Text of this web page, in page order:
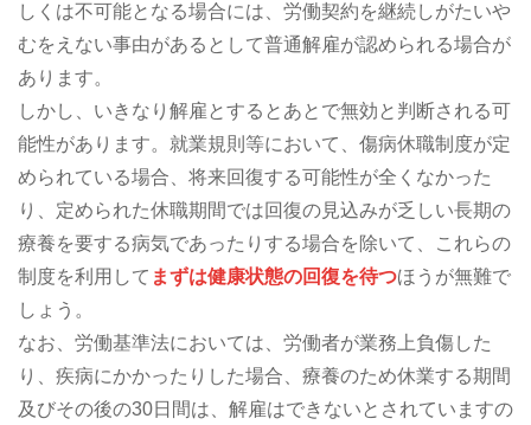
しくは不可能となる場合には、労働契約を継続しがたいや
むをえない事由があるとして普通解雇が認められる場合が
あります。
しかし、いきなり解雇とするとあとで無効と判断される可
能性があります。就業規則等において、傷病休職制度が定
められている場合、将来回復する可能性が全くなかった
り、定められた休職期間では回復の見込みが乏しい長期の
療養を要する病気であったりする場合を除いて、これらの
制度を利用して まずは健康状態の回復を待つほうが無難で
しょう。
なお、労働基準法においては、労働者が業務上負傷した
り、疾病にかかったりした場合、療養のため休業する期間
及びその後の30日間は、解雇はできないとされていますの